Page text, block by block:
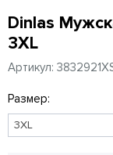
Dinlas
3XL
Артикул:
Размер: